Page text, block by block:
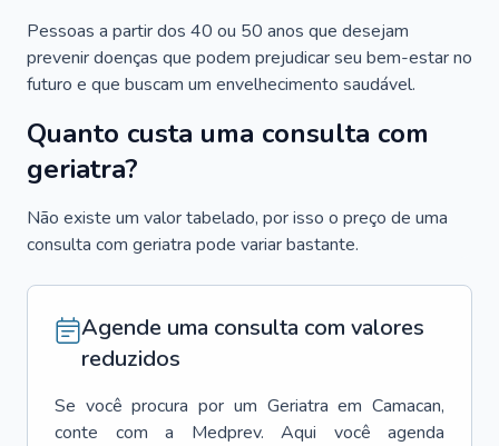
Pessoas a partir dos 40 ou 50 anos que desejam
prevenir doenças que podem prejudicar seu bem-estar no
futuro e que buscam um envelhecimento saudável.
Quanto custa uma consulta com
geriatra?
Não existe um valor tabelado, por isso o preço de uma
consulta com geriatra pode variar bastante.
Agende uma consulta com valores
reduzidos
Se você procura por um Geriatra em Camacan,
conte com a Medprev. Aqui você agenda